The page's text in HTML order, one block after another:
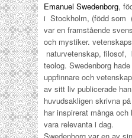
Emanuel Swedenborg,
i Stockholm, (född som
var en framstående
och mystiker.
naturvetenskap, filosof,
teolog. Swedenborg
uppfinnare och
av sitt liv publicerade
huvudsakligen skrivna
har inspirerat många
vara relevanta i dag.